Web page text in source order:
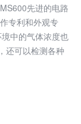
先进的电路
专利和外观专
中的气体浓度也
还可以检测各种